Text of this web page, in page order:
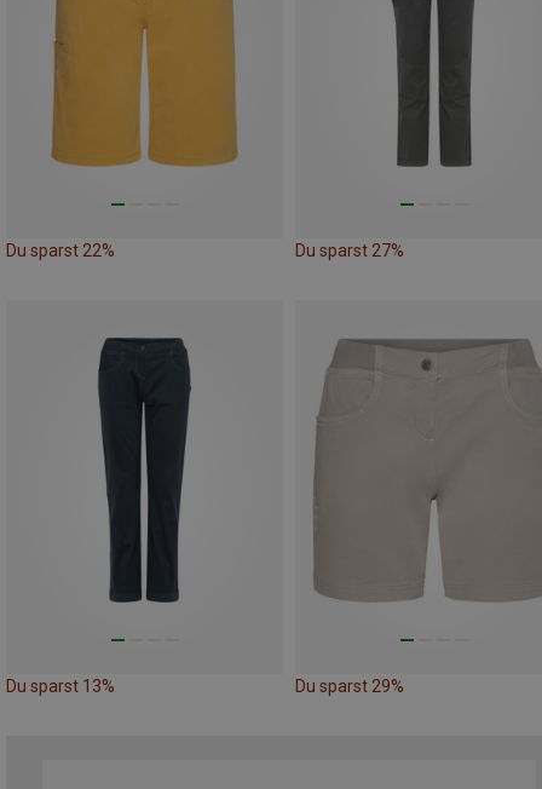
Du sparst 22% Du sparst 27%
Du sparst 13% Du sparst 29%